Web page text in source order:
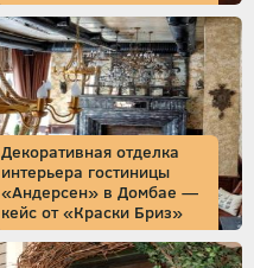
Декоративная отделка
интерьера гостиницы
«Андерсен» в Домбае —
кейс от «Краски Бриз»